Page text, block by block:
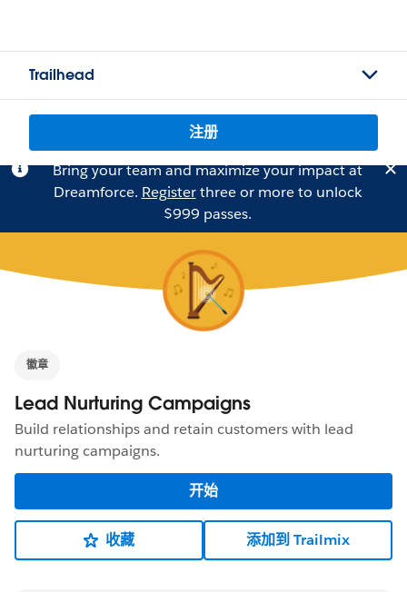
Trailhead
注册
Bring your team and maximize your impact at
Dreamforce. Registerthree or more to unlock
$999 passes.
徽章
Lead Nurturing Campaigns
Build relationships and retain customers with lead
nurturing campaigns.
开始
收藏 添加到 Trailmix